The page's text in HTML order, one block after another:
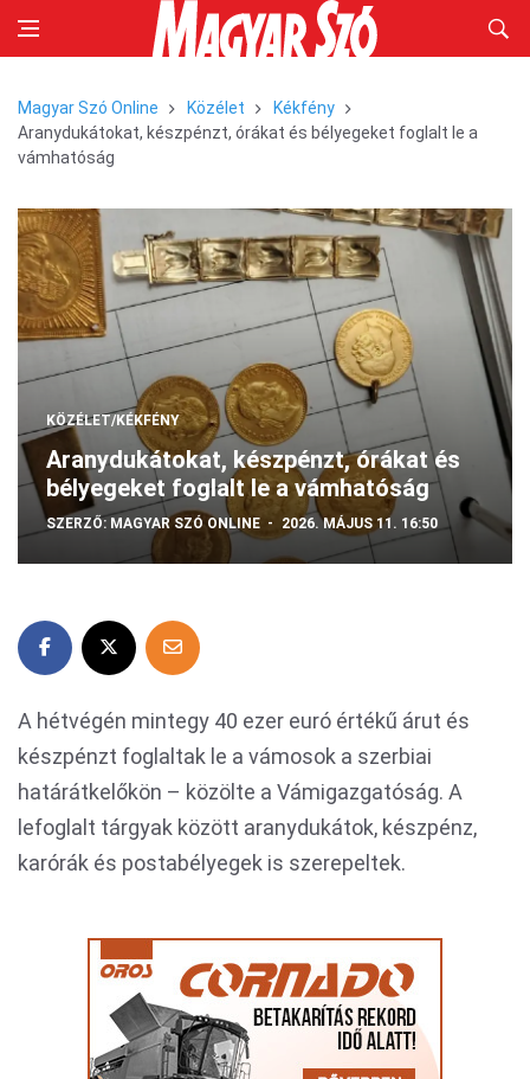
Magyar Szó Online Közélet
Kékfény
Aranydukátokat, készpénzt, órákat és bélyegeket foglalt le a
vámhatóság
KÖZÉLET/KÉKFÉNY
Aranydukátokat, készpénzt, órákat és
bélyegeket foglalt le a vámhatóság
SZERZŐ: MAGYAR SZÓ ONLINE 2026. MÁJUS 11. 16:50
A hétvégén mintegy 40 ezer euró értékű árut és
készpénzt foglaltak le a vámosok a szerbiai
határátkelőkön – közölte a Vámigazgatóság. A
lefoglalt tárgyak között aranydukátok, készpénz,
karórák és postabélyegek is szerepeltek.